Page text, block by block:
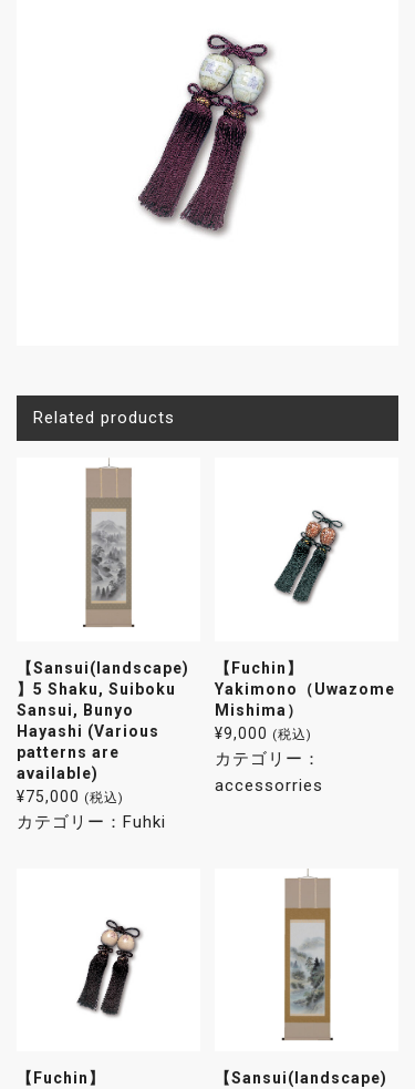
Related products
【Sansui(landscape)
】5 Shaku, Suiboku
Sansui, Bunyo
Hayashi (Various
patterns are
available)
¥75,000 (税込)
カテゴリー： Fuhki
【Fuchin】
Yakimono（Uwazome
Mishima）
¥9,000 (税込)
カテゴリー：
accessorries
【Fuchin】
【Sansui(landscape)